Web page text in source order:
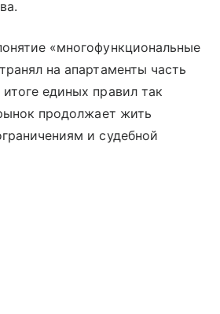
«многофункциональные
на апартаменты часть
единых правил так
продолжает жить
и судебной